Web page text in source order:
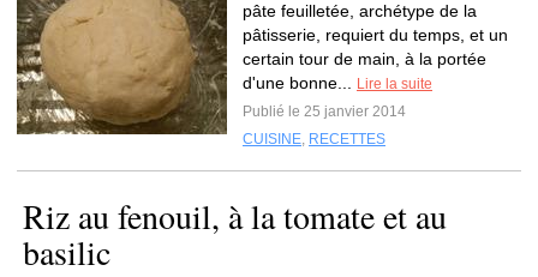
pâte feuilletée, archétype de la
pâtisserie, requiert du temps, et un
certain tour de main, à la portée
d'une bonne...
Lire la suite
Publié le 25 janvier 2014
CUISINE, RECETTES
Riz au fenouil, à la tomate et au
basilic